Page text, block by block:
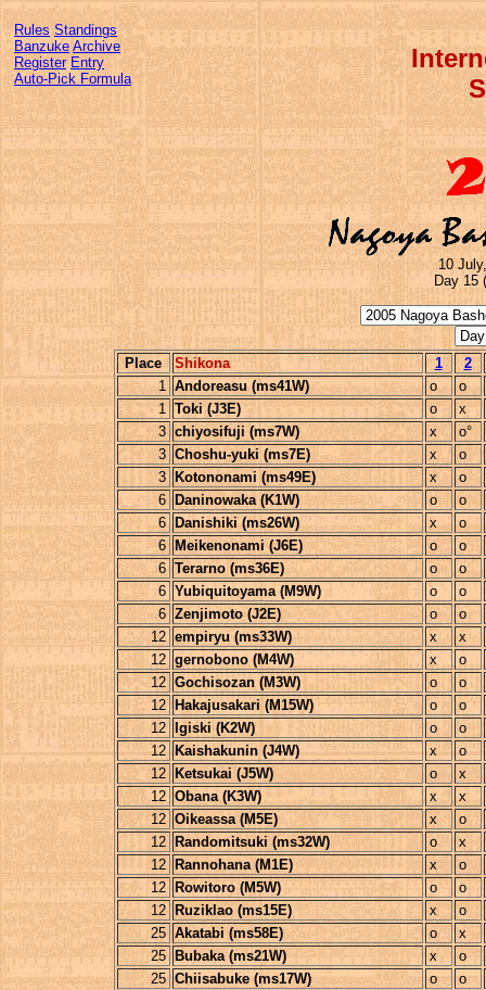
Rules Standings
Banzuke Archive
Register Entry
Auto-Pick Formula
10
Day 15
Place Shikona 1
2
1 Andoreasu (ms41W) o
o
1 Toki (J3E) o
x
3 chiyosifuji (ms7W) x
o°
3 Choshu-yuki (ms7E) x
o
3 Kotononami (ms49E) x
o
6
Daninowaka (K1W) o
o
6
Danishiki (ms26W) x
o
6 Meikenonami (J6E) o
o
6 Terarno (ms36E) o
o
6 Yubiquitoyama (M9W) o
o
6 Zenjimoto (J2E) o
o
12 empiryu (ms33W) x
x
12 gernobono (M4W) x
o
12 Gochisozan (M3W) o
o
12
Hakajusakari (M15W) o
o
12
Igiski (K2W) o
o
12
Kaishakunin (J4W) x
o
12
Ketsukai (J5W) o
x
12 Obana (K3W) x
x
12 Oikeassa (M5E) x
o
12
Randomitsuki (ms32W) o
x
12
Rannohana (M1E) x
o
12 Rowitoro (M5W) o
o
12
Ruziklao (ms15E) x
o
25 Akatabi (ms58E) o
x
25
Bubaka (ms21W) x
o
25 Chiisabuke (ms17W) o
o